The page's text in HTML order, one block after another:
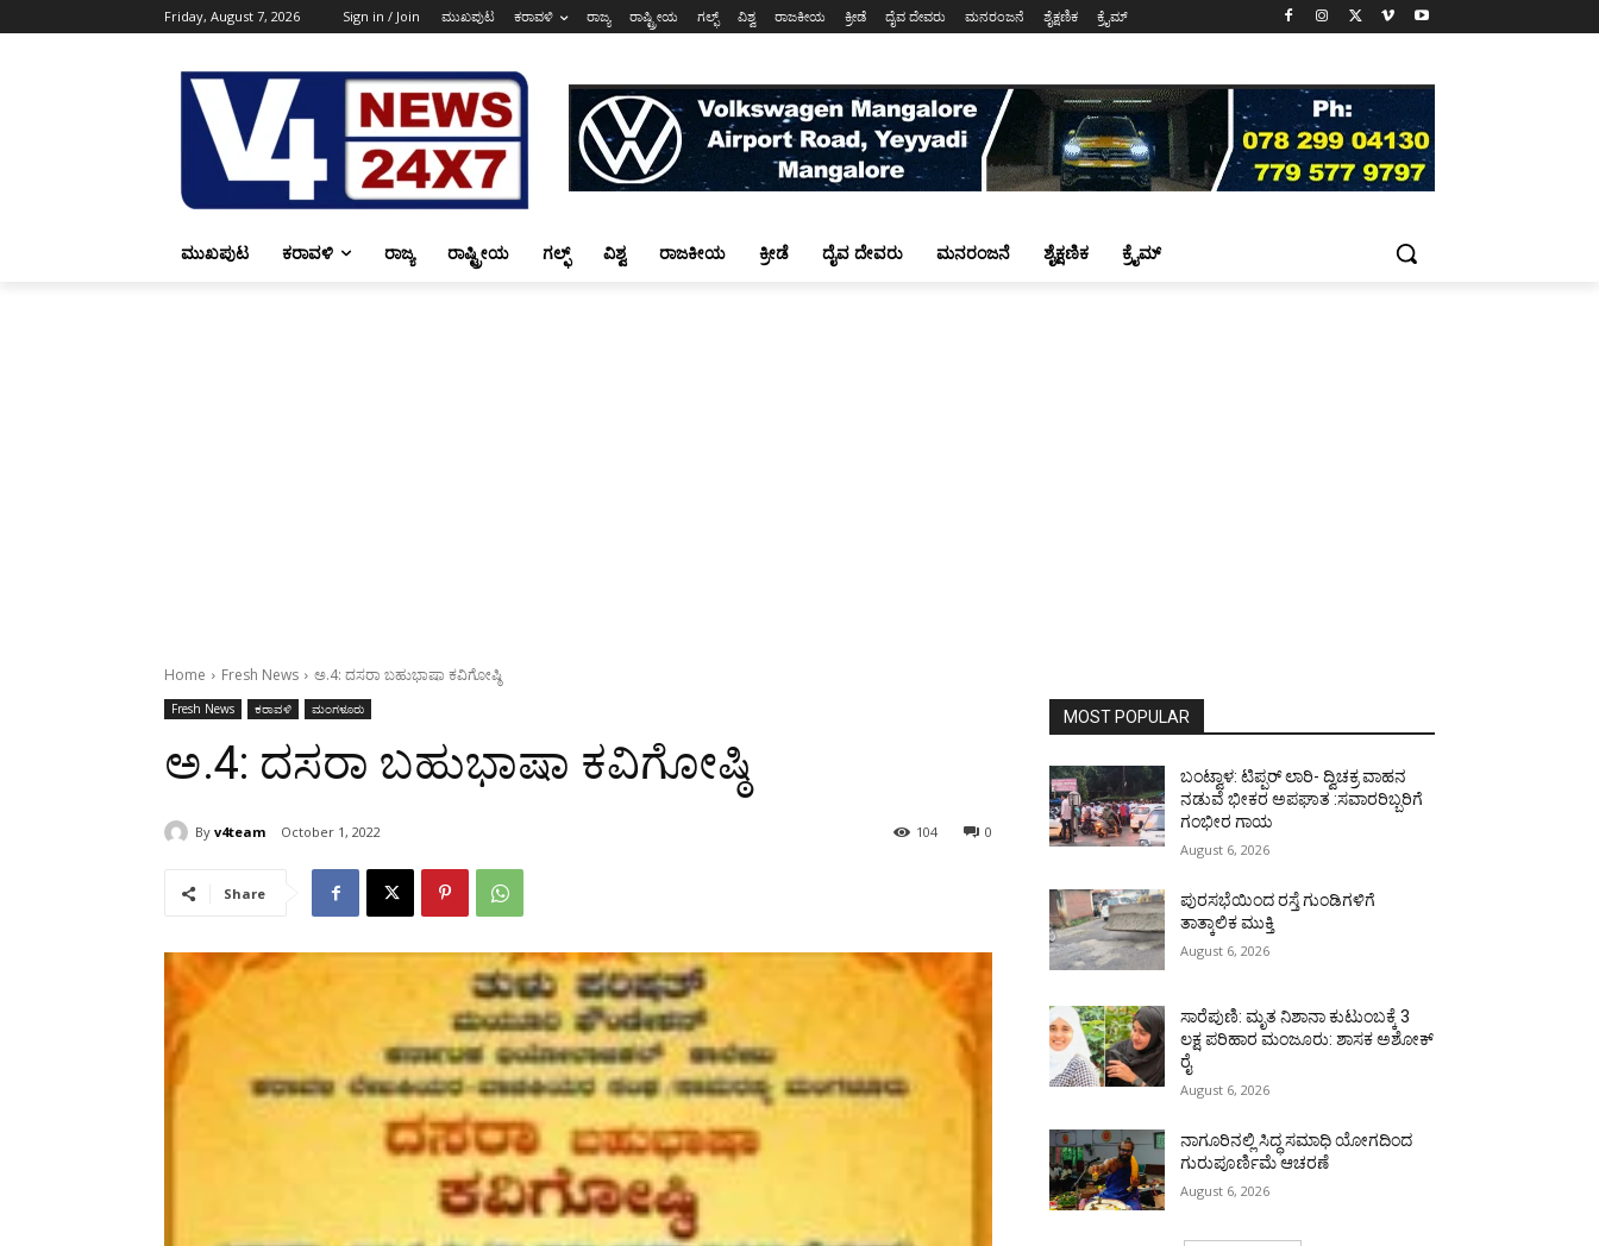
Friday, August 7, 2026 Sign in / Join ಮುಖಪುಟ ಕರಾವಳಿ ರಾಜ್ಯ ರಾಷ್ಟ್ರೀಯ ಗಲ್ಫ್ ವಿಶ್ವ ರಾಜಕೀಯ ಕ್ರೀಡೆ ದೈವ ದೇವರು ಮನರಂಜನೆ ಶೈಕ್ಷಣಿಕ ಕ್ರೈಮ್
ಮುಖಪುಟ ಕರಾವಳಿ ರಾಜ್ಯ ರಾಷ್ಟ್ರೀಯ ಗಲ್ಫ್ ವಿಶ್ವ ರಾಜಕೀಯ ಕ್ರೀಡೆ ದೈವ ದೇವರು ಮನರಂಜನೆ ಶೈಕ್ಷಣಿಕ ಕ್ರೈಮ್
Home Fresh News ಅ.4: ದಸರಾ ಬಹುಭಾಷಾ ಕವಿಗೋಷ್ಠಿ
Fresh News ಕರಾವಳಿ ಮಂಗಳೂರು
ಅ.4: ದಸರಾ ಬಹುಭಾಷಾ ಕವಿಗೋಷ್ಠಿ
By v4team October 1, 2022 0
104
Share
MOST POPULAR
ಬಂಟ್ವಾಳ: ಟಿಪ್ಪರ್ ಲಾರಿ- ದ್ವಿಚಕ್ರ ವಾಹನ
ನಡುವೆ ಭೀಕರ ಅಪಘಾತ :ಸವಾರರಿಬ್ಬರಿಗೆ
ಗಂಭೀರ ಗಾಯ
August 6, 2026
ಪುರಸಭೆಯಿಂದ ರಸ್ತೆ ಗುಂಡಿಗಳಿಗೆ
ತಾತ್ಕಾಲಿಕ ಮುಕ್ತಿ
August 6, 2026
ಸಾರೆಪುಣಿ: ಮೃತ ನಿಶಾನಾ ಕುಟುಂಬಕ್ಕೆ 3
ಲಕ್ಷ ಪರಿಹಾರ ಮಂಜೂರು: ಶಾಸಕ ಅಶೋಕ್
ರೈ
August 6, 2026
ನಾಗೂರಿನಲ್ಲಿ ಸಿದ್ಧ ಸಮಾಧಿ ಯೋಗದಿಂದ
ಗುರುಪೂರ್ಣಿಮೆ ಆಚರಣೆ
August 6, 2026